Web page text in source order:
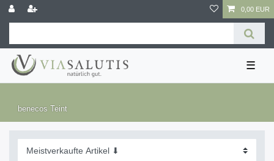
0,00 EUR
☰
benecos Teint